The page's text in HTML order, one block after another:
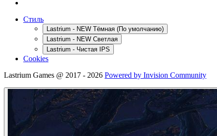
Стиль
Lastrium - NEW Тёмная (По умолчанию)
Lastrium - NEW Светлая
Lastrium - Чистая IPS
Cookies
Lastrium Games @ 2017 - 2026 Powered by Invision Community